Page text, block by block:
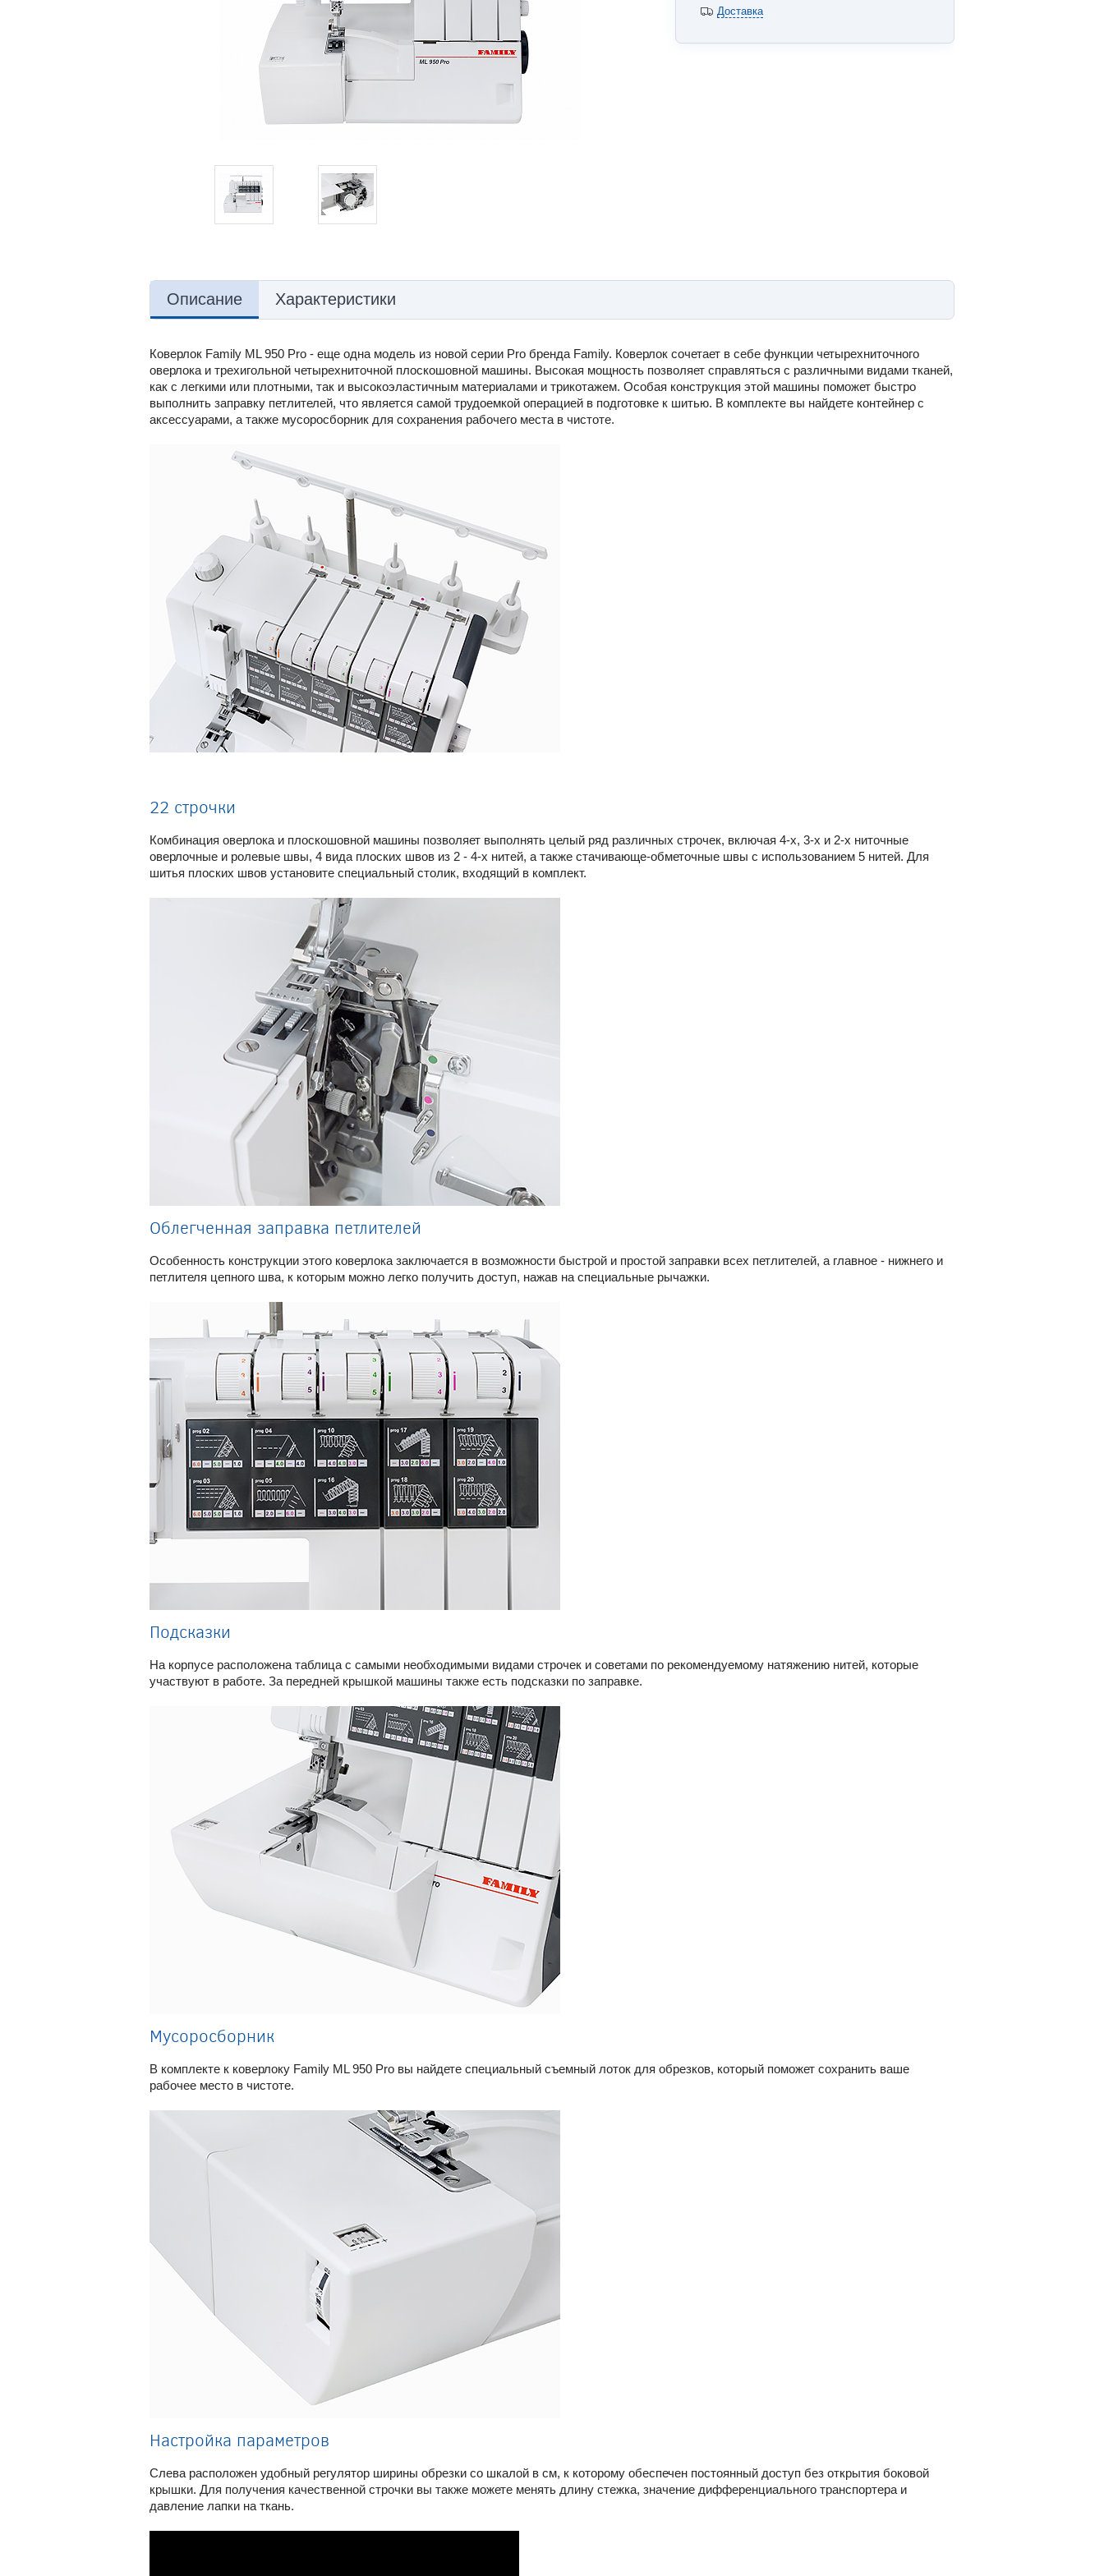
Доставка
Описание Характеристики
Коверлок Family ML 950 Pro - еще одна модель из новой серии Pro бренда Family. Коверлок сочетает в себе функции четырехниточного
оверлока и трехигольной четырехниточной плоскошовной машины. Высокая мощность позволяет справляться с различными видами тканей,
как с легкими или плотными, так и высокоэластичным материалами и трикотажем. Особая конструкция этой машины поможет быстро
выполнить заправку петлителей, что является самой трудоемкой операцией в подготовке к шитью. В комплекте вы найдете контейнер с
аксессуарами, а также мусоросборник для сохранения рабочего места в чистоте.
22 строчки
Комбинация оверлока и плоскошовной машины позволяет выполнять целый ряд различных строчек, включая 4-х, 3-х и 2-х ниточные
оверлочные и ролевые швы, 4 вида плоских швов из 2 - 4-х нитей, а также стачивающе-обметочные швы с использованием 5 нитей. Для
шитья плоских швов установите специальный столик, входящий в комплект.
Облегченная заправка петлителей
Особенность конструкции этого коверлока заключается в возможности быстрой и простой заправки всех петлителей, а главное - нижнего и
петлителя цепного шва, к которым можно легко получить доступ, нажав на специальные рычажки.
Подсказки
На корпусе расположена таблица с самыми необходимыми видами строчек и советами по рекомендуемому натяжению нитей, которые
участвуют в работе. За передней крышкой машины также есть подсказки по заправке.
Мусоросборник
В комплекте к коверлоку Family ML 950 Pro вы найдете специальный съемный лоток для обрезков, который поможет сохранить ваше
рабочее место в чистоте.
Настройка параметров
Слева расположен удобный регулятор ширины обрезки со шкалой в см, к которому обеспечен постоянный доступ без открытия боковой
крышки. Для получения качественной строчки вы также можете менять длину стежка, значение дифференциального транспортера и
давление лапки на ткань.